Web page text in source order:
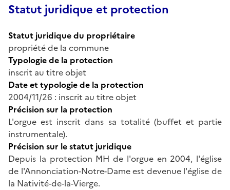
Statut juridique et protection
Statut juridique du propriétaire
propriété de la commune
Typologie de la protection
inscrit au titre objet
Date et typologie de la protection
2004/11/26 : inscrit au titre objet
Précision sur la protection
L'orgue est inscrit dans sa totalité (buffet et partie
instrumentale).
Précision sur le statut juridique
Depuis la protection MH de l'orgue en 2004, l'église
de l'Annonciation-Notre-Dame est devenue l'église de
la Nativité-de-la-Vierge.